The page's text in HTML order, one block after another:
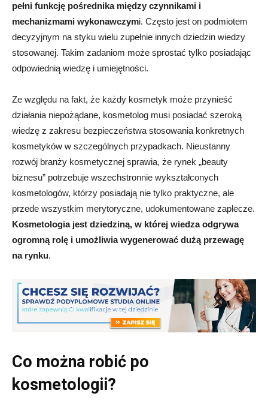
pełni funkcję pośrednika między czynnikami i
mechanizmami wykonawczymi. Często jest on podmiotem
decyzyjnym na styku wielu zupełnie innych dziedzin wiedzy
stosowanej. Takim zadaniom może sprostać tylko posiadając
odpowiednią wiedzę i umiejętności.
Ze względu na fakt, że każdy kosmetyk może przynieść
działania niepożądane, kosmetolog musi posiadać szeroką
wiedzę z zakresu bezpieczeństwa stosowania konkretnych
kosmetyków w szczególnych przypadkach. Nieustanny
rozwój branży kosmetycznej sprawia, że rynek „beauty
biznesu” potrzebuje wszechstronnie wykształconych
kosmetologów, którzy posiadają nie tylko praktyczne, ale
przede wszystkim merytoryczne, udokumentowane zaplecze.
Kosmetologia jest dziedziną, w której wiedza odgrywa
ogromną rolę i umożliwia wygenerować dużą przewagę
na rynku.
Co można robić po
kosmetologii?